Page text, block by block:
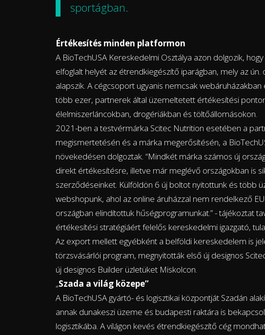
sportágban.
Értékesítés minden platformon
A BioTechUSA Kereskedelmi Osztálya azon dolgozik,
elfoglalt helyét az étrendkiegészítő iparágban, mely az
alapszik. A cégcsoport ugyanis nemcsak
több ezer, partnerek által üzemeltetett értékesítési
élelmiszerláncokban, drogériákban és töltőállomásokon.
2021-ben a testvérmárka Scitec Nutrition esetében a
megismertetésén és a márka megerősítésén, a
növekedésen dolgoztak. “Mindkét márka számos új
direkt értékesítésre, illetve már meglévő országokban is
szerződéseinket. Külföldön 6 új boltot nyitottunk és több
webshopunk, ahol az online áruházzal nem rendelkező
országban elindítottuk hűségprogramunkat.” - tájékoztat
értékesítési stratégiáért felelős kereskedelmi igazgató,
Az export mellett egyébként a belföldi kereskedelem is
törzsvásárlói program, megnyitották első új designos
új designos Builder üzletüket Miskolcon.
„Szada a világ közepe”
A BioTechUSA gyártó- és logisztikai központját Szadán
annak dunakeszi üzeme és budapesti raktára is
logisztikába. A világon kevés étrendkiegészítő cég